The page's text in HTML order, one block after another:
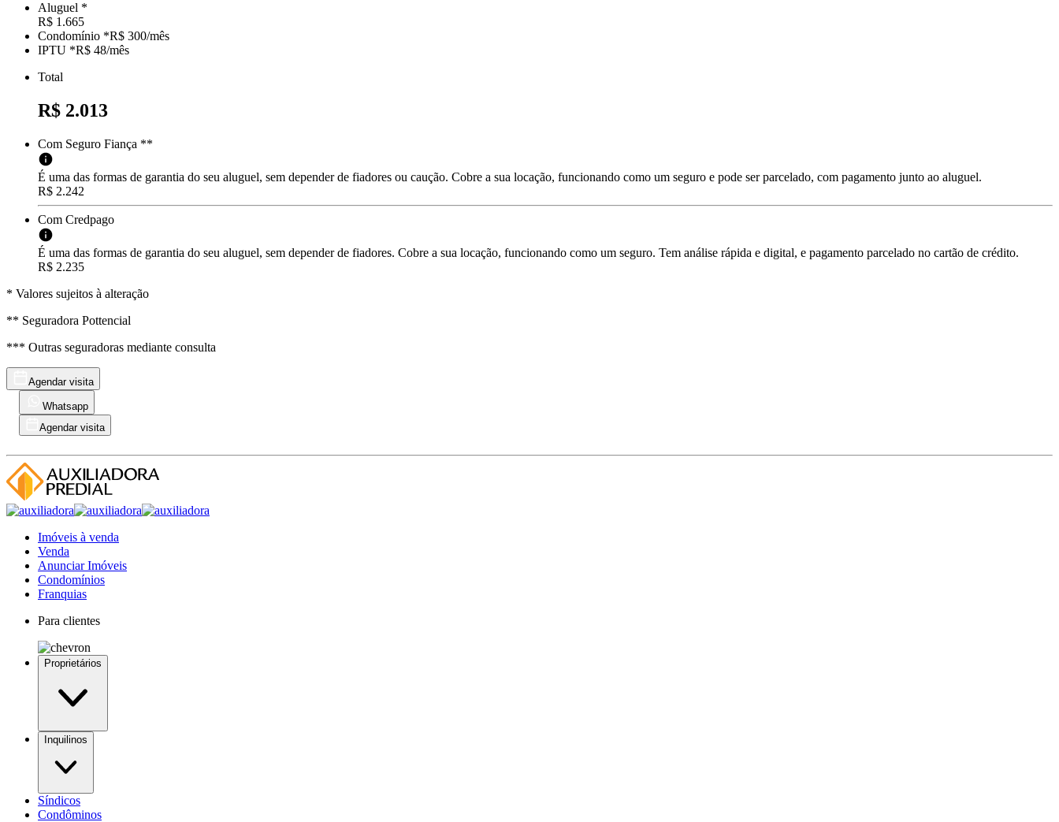
Aluguel *
R$ 1.665
Condomínio *R$ 300/mês
IPTU *R$ 48/mês
Total
R$ 2.013
Com Seguro Fiança **
É uma das formas de garantia do seu aluguel, sem depender de fiadores ou caução. Cobre a sua locação, funcionando como um seguro e pode ser parcelado, com pagamento junto ao aluguel.
R$ 2.242
Com Credpago
É uma das formas de garantia do seu aluguel, sem depender de fiadores. Cobre a sua locação, funcionando como um seguro. Tem análise rápida e digital, e pagamento parcelado no cartão de crédito.
R$ 2.235
* Valores sujeitos à alteração
** Seguradora Pottencial
*** Outras seguradoras mediante consulta
Agendar visita
Whatsapp
Agendar visita
Imóveis à venda
Venda
Anunciar Imóveis
Condomínios
Franquias
Para clientes
Proprietários
Inquilinos
Síndicos
Condôminos